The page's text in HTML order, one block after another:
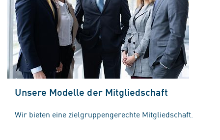
Unsere Modelle der Mitgliedschaft
Wir bieten eine zielgruppengerechte Mitgliedschaft.